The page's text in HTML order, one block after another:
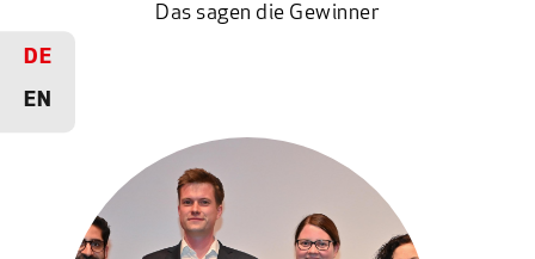
DE
EN
Das sagen die Gewinner